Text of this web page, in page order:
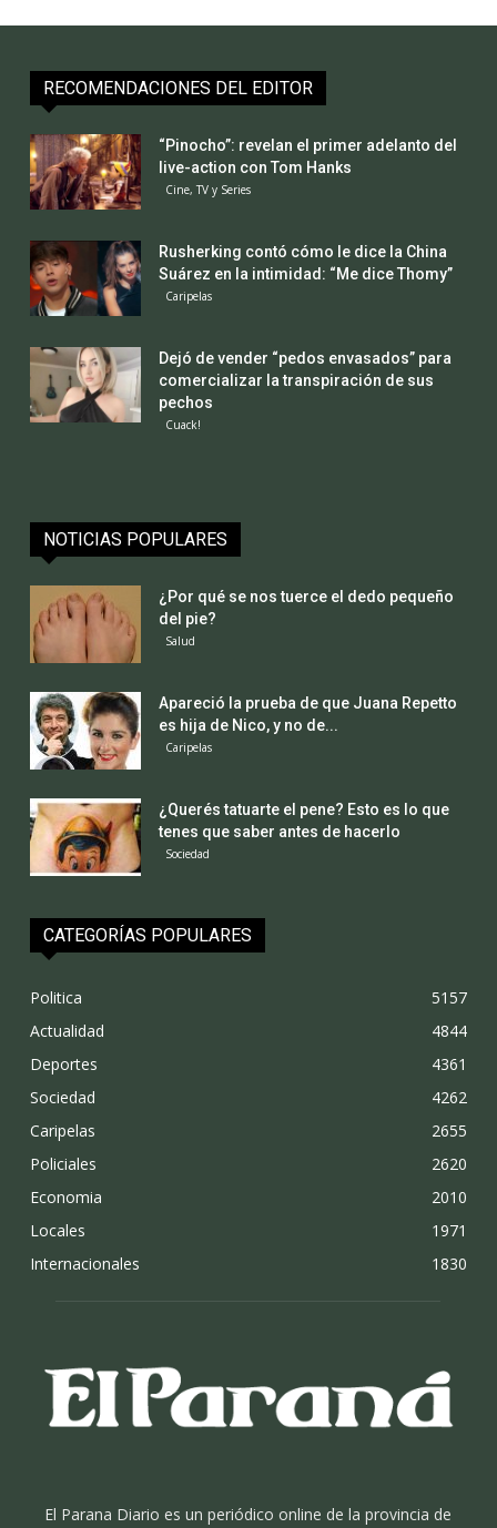
RECOMENDACIONES DEL EDITOR
“Pinocho”: revelan el primer adelanto del
live-action con Tom Hanks
Cine, TV y Series
Rusherking contó cómo le dice la China
Suárez en la intimidad: “Me dice Thomy”
Caripelas
Dejó de vender “pedos envasados” para
comercializar la transpiración de sus
pechos
Cuack!
NOTICIAS POPULARES
¿Por qué se nos tuerce el dedo pequeño
del pie?
Salud
Apareció la prueba de que Juana Repetto
es hija de Nico, y no de...
Caripelas
¿Querés tatuarte el pene? Esto es lo que
tenes que saber antes de hacerlo
Sociedad
CATEGORÍAS POPULARES
Politica
5157
Actualidad
4844
Deportes
4361
Sociedad
4262
Caripelas
2655
Policiales
2620
Economia
2010
Locales
1971
Internacionales
1830
El Parana Diario es un periódico online de la provincia de